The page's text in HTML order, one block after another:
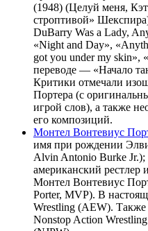
(1948) (Целуй меня,
строптивой»
DuBarry Was a Lady,
«Night and Day»,
got you under my skin»,
переводе — «Начало
Критики отмечали
Портера (с
игрой слов), а также
его композиций.
Монтел Вонтевиус
имя при рождении
Alvin Antonio Burke
американский рестлер
Монтел Вонтевиус
Porter, MVP). В
Wrestling (AEW). Также
Nonstop Action